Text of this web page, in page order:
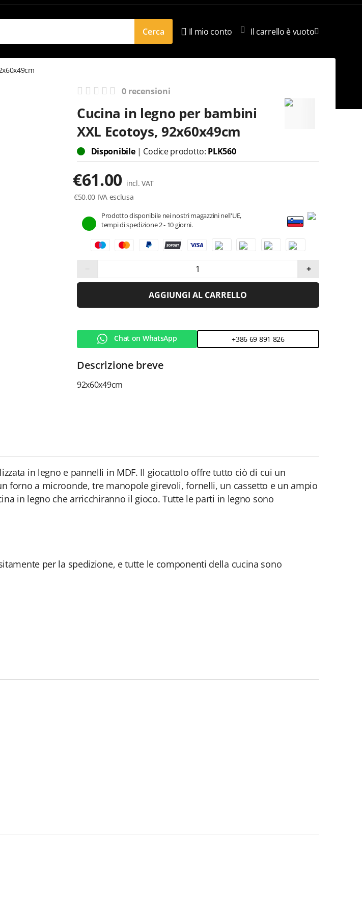
Cerca Il mio conto Il carrello è vuoto
0 recensioni
Cucina in legno per bambini
XXL Ecotoys, 92x60x49cm
Disponibile | Codice prodotto: PLK560
€61.00 incl. VAT
€50.00 IVA esclusa
Prodotto disponibile nei nostri magazzini nell'UE,
tempi di spedizione 2 - 10 giorni.
+
AGGIUNGI AL CARRELLO
Chat on WhatsApp +386 69 891 826
Descrizione breve
92x60x49cm
in legno e pannelli in MDF. Il giocattolo offre tutto ciò di cui un
forno a microonde, tre manopole girevoli, fornelli, un cassetto e un ampio
in legno che arricchiranno il gioco. Tutte le parti in legno sono
per la spedizione, e tutte le componenti della cucina sono